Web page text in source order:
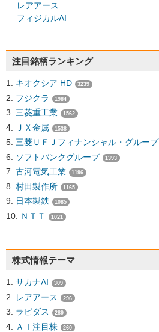
レアアース
フィジカルAI
注目銘柄ランキング
キオクシア HD 3239
フジクラ 1984
三菱重工業 1562
ＪＸ金属 1538
三菱ＵＦＪフィナンシャル・グループ
ソフトバンクグループ 1393
古河電気工業 1196
村田製作所 1165
日本製鉄 1085
ＮＴＴ 1021
株式情報テーマ
サカナAI 309
レアアース 296
ラピダス 289
ＡＩ注目株 260